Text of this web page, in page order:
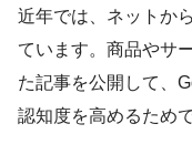
近年では、ネットか
ています。商品やサ
た記事を公開して、
認知度を高めるためで